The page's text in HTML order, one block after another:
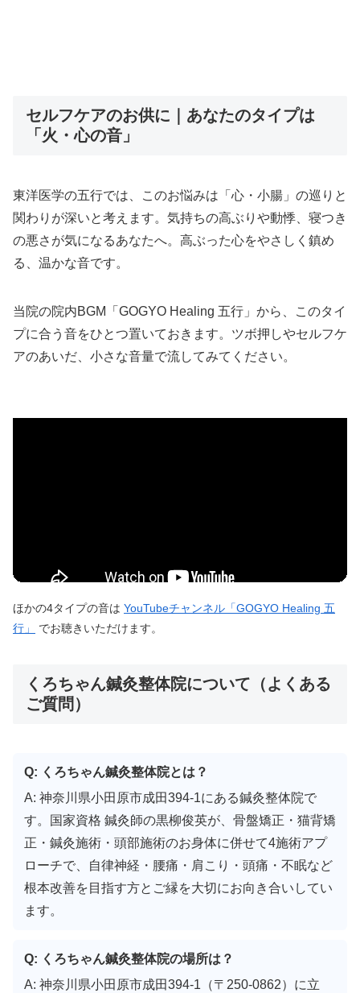
セルフケアのお供に｜あなたのタイプは
「火・心の音」
東洋医学の五行では、このお悩みは「心・小腸」の巡りと
関わりが深いと考えます。気持ちの高ぶりや動悸、寝つき
の悪さが気になるあなたへ。高ぶった心をやさしく鎮め
る、温かな音です。
当院の院内BGM「GOGYO Healing 五行」から、このタイ
プに合う音をひとつ置いておきます。ツボ押しやセルフケ
アのあいだ、小さな音量で流してみてください。
ほかの4タイプの音は YouTubeチャンネル「GOGYO Healing 五
行」
でお聴きいただけます。
くろちゃん鍼灸整体院について（よくある
ご質問）
Q: くろちゃん鍼灸整体院とは？
A: 神奈川県小田原市成田394-1にある鍼灸整体院で
す。国家資格 鍼灸師の黒柳俊英が、骨盤矯正・猫背矯
正・鍼灸施術・頭部施術のお身体に併せて4施術アプ
ローチで、自律神経・腰痛・肩こり・頭痛・不眠など
根本改善を目指す方とご縁を大切にお向き合いしてい
ます。
Q: くろちゃん鍼灸整体院の場所は？
A: 神奈川県小田原市成田394-1（〒250-0862）に立